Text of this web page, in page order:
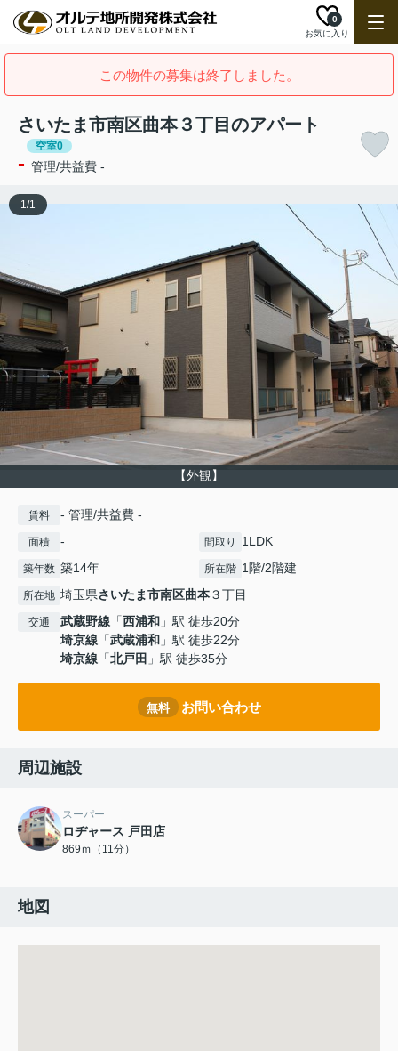
お気に入り
0
この物件の募集は終了しました。
さいたま市南区曲本３丁目のアパート
空室0
- 管理/共益費 -
【外観】
1/1
賃料 - 管理/共益費 -
面積 - 間取り 1LDK
築年数 築14年 所在階 1階/2階建
所在地 埼玉県さいたま市南区曲本３丁目
交通 武蔵野線 「西浦和 」駅 徒歩20分
埼京線 「武蔵浦和 」駅 徒歩22分
埼京線 「北戸田 」駅 徒歩35分
無料 お問い合わせ
周辺施設
スーパー
ロヂャース 戸田店
869ｍ（11分）
地図